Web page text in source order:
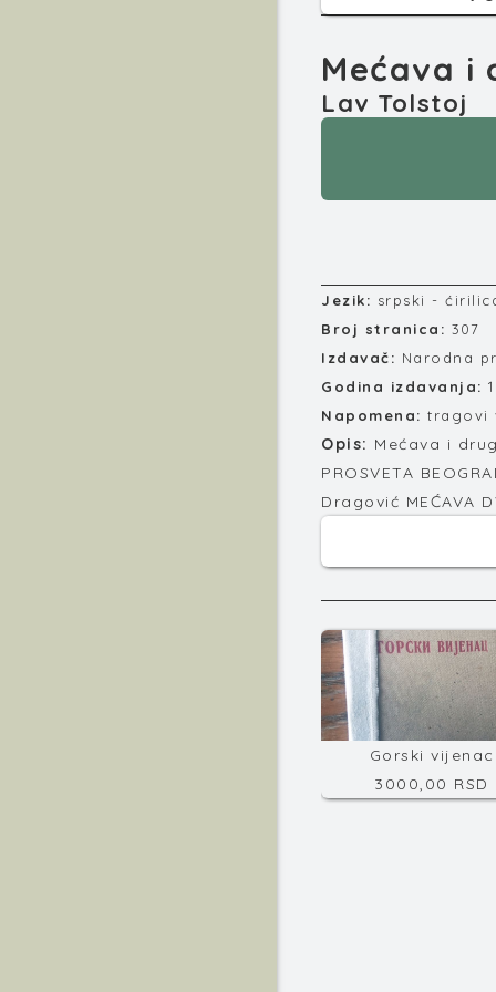
Mećava i
Lav Tolstoj
Jezik: srpski -
Broj stranica: 307
Izdavač: Narodna
Godina izdavanja:
Napomena: tragovi
Opis: Mećava i
PROSVETA
Dragović MEĆAVA
Gorski vijenac
3000,00 RSD